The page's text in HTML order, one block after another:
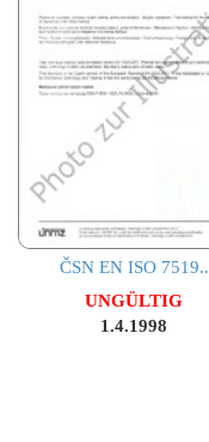
ČSN EN ISO 7519..
UNGÜLTIG
1.4.1998